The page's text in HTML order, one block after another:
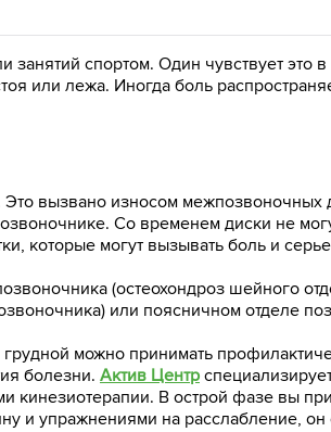
занятий спортом. Один чувствует это
или лежа. Иногда боль
Это вызвано износом межпозвоночных
Со временем диски не
которые могут вызывать боль и
(остеохондроз шейного
или поясничном отделе
можно принимать
болезни. Актив Центр
кинезиотерапии. В острой фазе вы
и упражнениями на расслабление, он